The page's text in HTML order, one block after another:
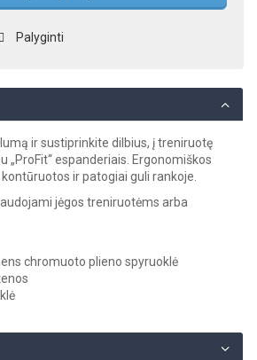
Palyginti
ir sustiprinkite dilbius, į treniruotę
„ProFit“ espanderiais. Ergonomiškos
ir patogiai guli rankoje.
jėgos treniruotėms arba
chromuoto plieno spyruoklė